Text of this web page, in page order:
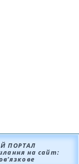
ПОРТАЛ
на сайт: